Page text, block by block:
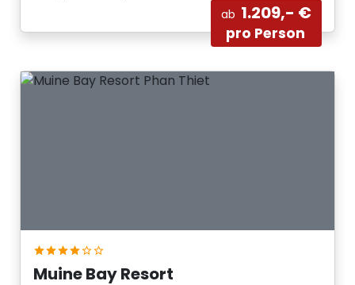
ab 1.209,- €
pro Person
Muine Bay Resort